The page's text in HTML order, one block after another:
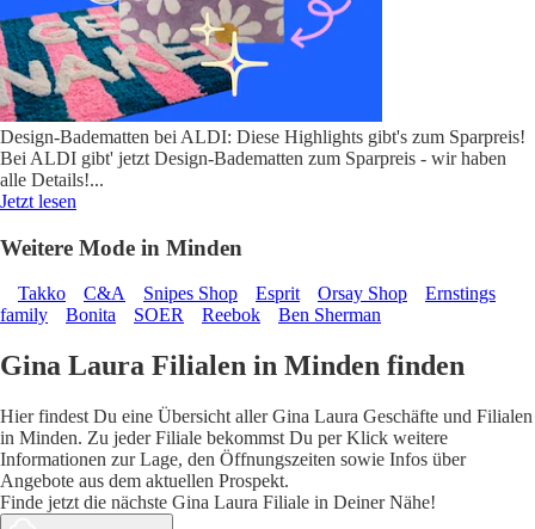
Design-Badematten bei ALDI: Diese Highlights gibt's zum Sparpreis!
Bei ALDI gibt' jetzt Design-Badematten zum Sparpreis - wir haben
alle Details!...
Jetzt lesen
Weitere Mode in Minden
Takko C&A Snipes Shop Esprit Orsay Shop
Ernstings
family
Bonita SOER Reebok Ben Sherman
Gina Laura Filialen in Minden finden
Hier findest Du eine Übersicht aller Gina Laura Geschäfte und Filialen
in Minden. Zu jeder Filiale bekommst Du per Klick weitere
Informationen zur Lage, den Öffnungszeiten sowie Infos über
Angebote aus dem aktuellen Prospekt.
Finde jetzt die nächste Gina Laura Filiale in Deiner Nähe!